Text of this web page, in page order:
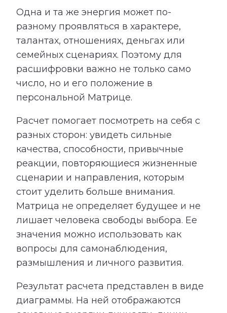
Одна и та же энергия может по-
разному проявляться в характере,
талантах, отношениях, деньгах или
семейных сценариях. Поэтому для
расшифровки важно не только само
число, но и его положение в
персональной Матрице.
Расчет помогает посмотреть на себя с
разных сторон: увидеть сильные
качества, способности, привычные
реакции, повторяющиеся жизненные
сценарии и направления, которым
стоит уделить больше внимания.
Матрица не определяет будущее и не
лишает человека свободы выбора. Ее
значения можно использовать как
вопросы для самонаблюдения,
размышления и личного развития.
Результат расчета представлен в виде
диаграммы. На ней отображаются